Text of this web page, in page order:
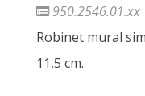
950.2546.01.xx
Robinet mural
11,5 cm.